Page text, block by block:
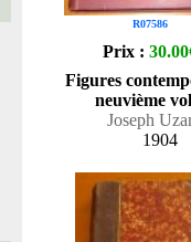
R07586
Prix :
Figures
neuvième
Joseph
1904